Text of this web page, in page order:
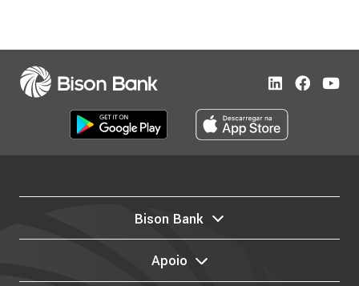
Bison Bank
Apoio